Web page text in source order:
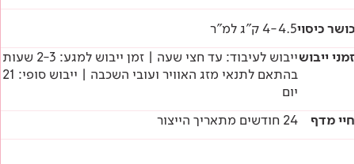
כושר כיסוי4-4.5 ק"ג למ"ר
זמני ייבוש
ייבוש לעיבוד: עד חצי שעה | זמן ייבוש למגע: 2-3 שעות
בהתאם לתנאי מזג האוויר ועובי השכבה | ייבוש סופי: 21
יום
חיי מדף
24 חודשים מתאריך הייצור